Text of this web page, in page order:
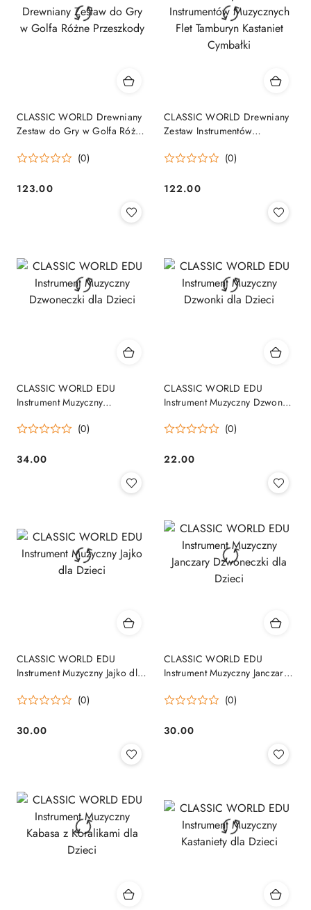
CLASSIC WORLD Drewniany
Zestaw do Gry w Golfa Różne
(0)
Cena:
123.00
CLASSIC WORLD Drewniany
Zestaw Instrumentów
Kastaniet Cymbałki
(0)
Cena:
122.00
CLASSIC WORLD EDU
Instrument Muzyczny
(0)
Cena:
34.00
CLASSIC WORLD EDU
Instrument Muzyczny Dzwonki
(0)
Cena:
22.00
CLASSIC WORLD EDU
Instrument Muzyczny Jajko dla
(0)
Cena:
30.00
CLASSIC WORLD EDU
Instrument Muzyczny Janczary
(0)
Cena:
30.00